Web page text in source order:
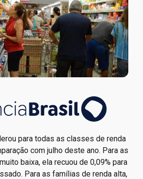
para todas as classes de renda
com julho deste ano. Para as
baixa, ela recuou de 0,09% para
Para as famílias de renda alta,